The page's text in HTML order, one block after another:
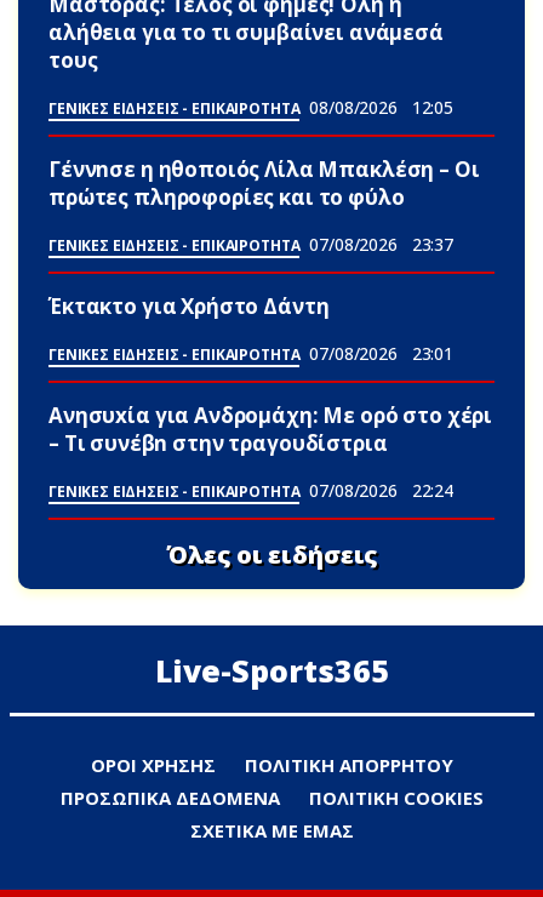
αλήθεια για το τι συμβαίνει ανάμεσά
τους
ΓΕΝΙΚΕΣ ΕΙΔΗΣΕΙΣ - ΕΠΙΚΑΙΡΟΤΗΤΑ 08/08/2026 12:05
Γέννnσε η ηθοποιός Λίλα Μπακλέση – Οι
πρώτες πληροφορίες και το φύλο
ΓΕΝΙΚΕΣ ΕΙΔΗΣΕΙΣ - ΕΠΙΚΑΙΡΟΤΗΤΑ 07/08/2026 23:37
Έκτακτο για Χρήστο Δάντη
ΓΕΝΙΚΕΣ ΕΙΔΗΣΕΙΣ - ΕΠΙΚΑΙΡΟΤΗΤΑ 07/08/2026 23:01
Ανησυxία για Ανδρομάχη: Με ορό στο χέρι
– Τι συνέβn στην τραγουδίστρια
ΓΕΝΙΚΕΣ ΕΙΔΗΣΕΙΣ - ΕΠΙΚΑΙΡΟΤΗΤΑ 07/08/2026 22:24
Όλες οι ειδήσεις
Live-Sports365
ΟΡΟΙ ΧΡΗΣΗΣ
ΠΟΛΙΤΙΚΗ ΑΠΟΡΡΗΤΟΥ
ΠΡΟΣΩΠΙΚΑ ΔΕΔΟΜΕΝΑ
ΠΟΛΙΤΙΚΗ COOKIES
ΣΧΕΤΙΚΑ ΜΕ ΕΜΑΣ